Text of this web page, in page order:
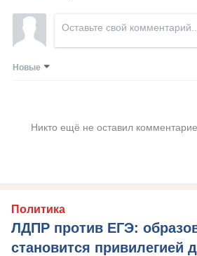
Новые
Никто ещё не оставил
Политика
ЛДПР против ЕГЭ:
становится привилегией